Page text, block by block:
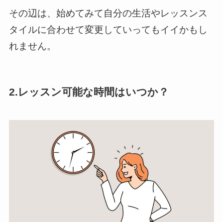
その辺は、始めてみて自分の生活やレッスンス
タイルに合わせて変更していってもイイかもし
れません。
2.レッスン可能な時間はいつか？